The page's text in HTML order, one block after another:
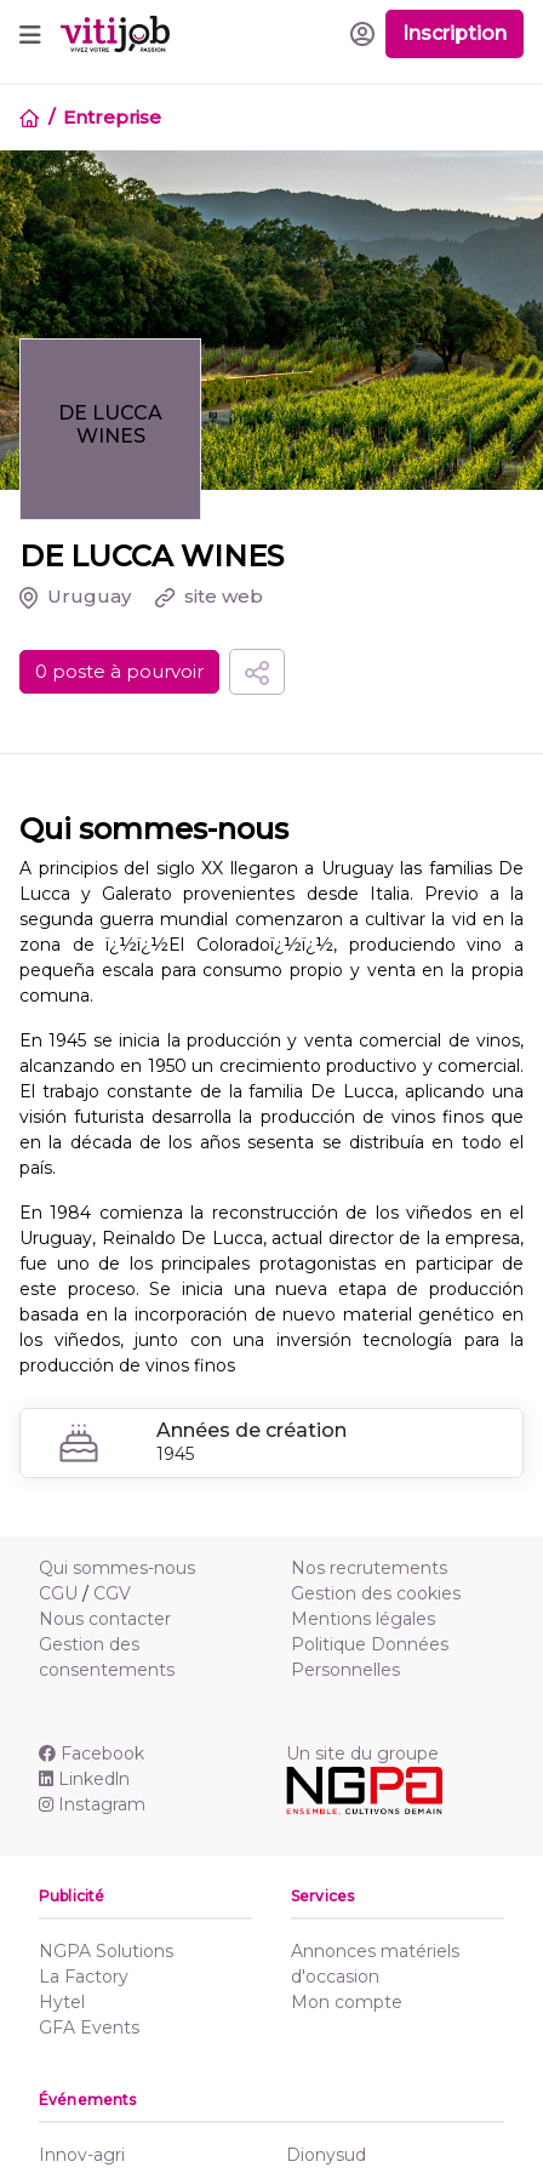
Inscription
Entreprise
DE LUCCA
WINES
DE LUCCA WINES
Uruguay site web
0 poste à pourvoir
Qui sommes-nous
A principios del siglo XX llegaron a Uruguay las familias De
Lucca y Galerato provenientes desde Italia. Previo a la
segunda guerra mundial comenzaron a cultivar la vid en la
zona de ï¿½ï¿½El Coloradoï¿½ï¿½, produciendo vino a
pequeña escala para consumo propio y venta en la propia
comuna.
En 1945 se inicia la producción y venta comercial de vinos,
alcanzando en 1950 un crecimiento productivo y comercial.
El trabajo constante de la familia De Lucca, aplicando una
visión futurista desarrolla la producción de vinos finos que
en la década de los años sesenta se distribuía en todo el
país.
En 1984 comienza la reconstrucción de los viñedos en el
Uruguay, Reinaldo De Lucca, actual director de la empresa,
fue uno de los principales protagonistas en participar de
este proceso. Se inicia una nueva etapa de producción
basada en la incorporación de nuevo material genético en
los viñedos, junto con una inversión tecnología para la
producción de vinos finos
Années de création
1945
Qui sommes-nous
CGU / CGV
Nous contacter
Gestion des
consentements
Nos recrutements
Gestion des cookies
Mentions légales
Politique Données
Personnelles
Facebook
Linkedln
Instagram
Un site du groupe
Publicité
NGPA Solutions
La Factory
Hytel
GFA Events
Services
Annonces matériels
d'occasion
Mon compte
Événements
Innov-agri Dionysud